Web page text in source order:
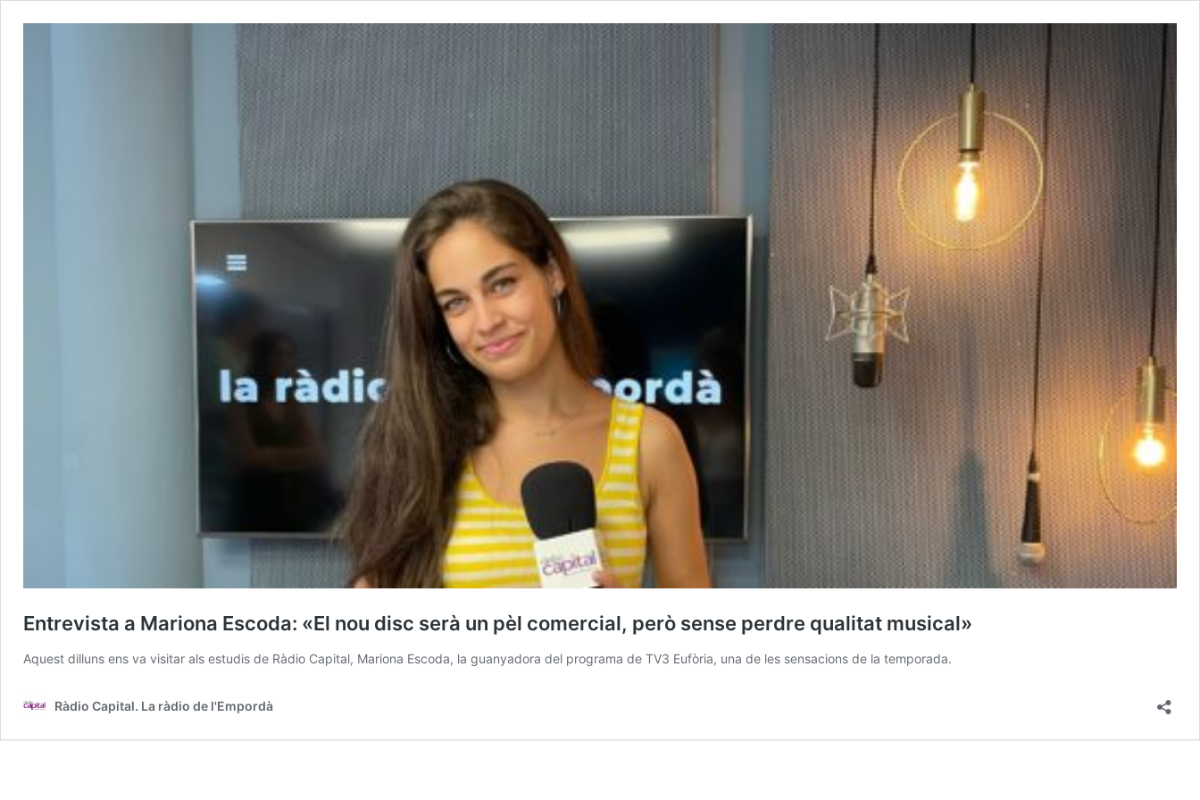
Entrevista a Mariona Escoda: «El nou disc serà un pèl comercial, però sense perdre qualitat musical»
Aquest dilluns ens va visitar als estudis de Ràdio Capital, Mariona Escoda, la guanyadora del programa de TV3 Eufòria, una de les sensacions de la temporada.
Ràdio Capital. La ràdio de l'Empordà